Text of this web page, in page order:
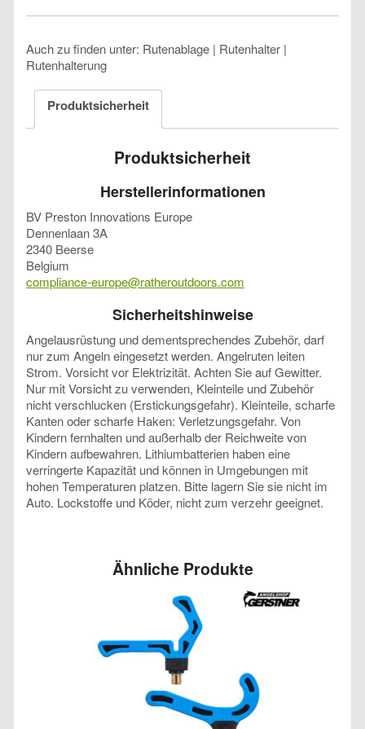
Auch zu finden unter: Rutenablage | Rutenhalter |
Rutenhalterung
Produktsicherheit
Produktsicherheit
Herstellerinformationen
BV Preston Innovations Europe
Dennenlaan 3A
2340 Beerse
Belgium
compliance-europe@ratheroutdoors.com
Sicherheitshinweise
Angelausrüstung und dementsprechendes Zubehör, darf
nur zum Angeln eingesetzt werden. Angelruten leiten
Strom. Vorsicht vor Elektrizität. Achten Sie auf Gewitter.
Nur mit Vorsicht zu verwenden, Kleinteile und Zubehör
nicht verschlucken (Erstickungsgefahr). Kleinteile, scharfe
Kanten oder scharfe Haken: Verletzungsgefahr. Von
Kindern fernhalten und außerhalb der Reichweite von
Kindern aufbewahren. Lithiumbatterien haben eine
verringerte Kapazität und können in Umgebungen mit
hohen Temperaturen platzen. Bitte lagern Sie sie nicht im
Auto. Lockstoffe und Köder, nicht zum verzehr geeignet.
Ähnliche Produkte